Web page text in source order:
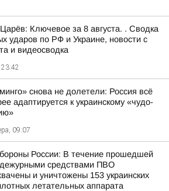
Ключевое за 8 августа. . Сводка
ударов по РФ и Украине, новости с
и видеосводка
23:42
снова не долетели: Россия всё
адаптируется к украинскому «чудо-
09:07
России: В течение прошедшей
средствами ПВО
и уничтожены 153 украинских
летательных аппарата